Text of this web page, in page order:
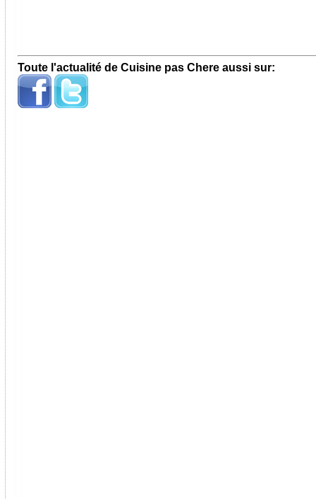
Toute l'actualité de Cuisine pas Chere aussi sur: